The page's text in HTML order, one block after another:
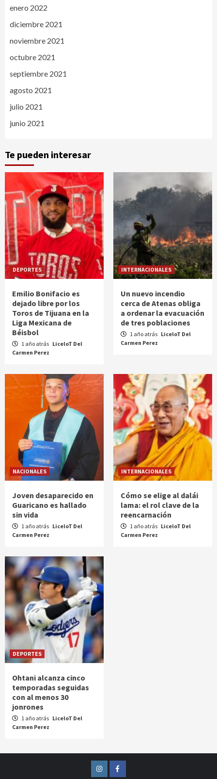
enero 2022
diciembre 2021
noviembre 2021
octubre 2021
septiembre 2021
agosto 2021
julio 2021
junio 2021
Te pueden interesar
DEPORTES
Emilio Bonifacio es
dejado libre por los
Toros de Tijuana en la
Liga Mexicana de
Béisbol
1 año atrás LiceloT Del
Carmen Perez
INTERNACIONALES
Un nuevo incendio
cerca de Atenas obliga
a ordenar la evacuación
de tres poblaciones
1 año atrás LiceloT Del
Carmen Perez
NACIONALES
Joven desaparecido en
Guaricano es hallado
sin vida
1 año atrás LiceloT Del
Carmen Perez
INTERNACIONALES
Cómo se elige al dalái
lama: el rol clave de la
reencarnación
1 año atrás LiceloT Del
Carmen Perez
DEPORTES
Ohtani alcanza cinco
temporadas seguidas
con al menos 30
jonrones
1 año atrás LiceloT Del
Carmen Perez
InstagramFacebook